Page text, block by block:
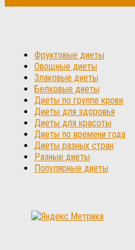
Фруктовые диеты
Овощные диеты
Злаковые диеты
Белковые диеты
Диеты по группе крови
Диеты для здоровья
Диеты для красоты
Диеты по времени года
Диеты разных стран
Разные диеты
Популярные диеты